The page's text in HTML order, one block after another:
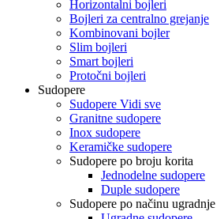
Horizontalni bojleri
Bojleri za centralno grejanje
Kombinovani bojler
Slim bojleri
Smart bojleri
Protočni bojleri
Sudopere
Sudopere Vidi sve
Granitne sudopere
Inox sudopere
Keramičke sudopere
Sudopere po broju korita
Jednodelne sudopere
Duple sudopere
Sudopere po načinu ugradnje